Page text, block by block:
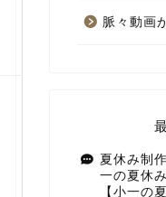
脈々動画
夏休み制
一の夏休み
【小一の